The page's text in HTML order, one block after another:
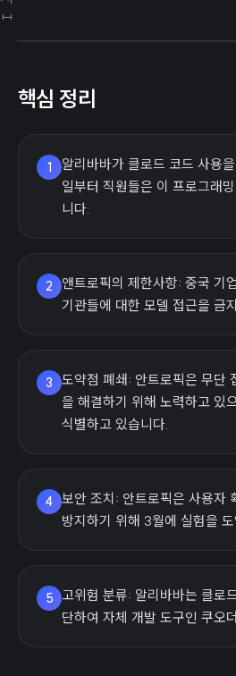
핵심 정리
1
알리바바가 클로드 코드 사용
일부터 직원들은 이 프로그래
니다.
2
앤트로픽의 제한사항: 중국 기
기관들에 대한 모델 접근을 금
3
도약점 폐쇄: 안트로픽은 무단
을 해결하기 위해 노력하고 있
식별하고 있습니다.
4 보안 조치: 안트로픽은 사용자
방지하기 위해 3월에 실험을
5
고위험 분류: 알리바바는 클로
단하여 자체 개발 도구인 쿠오